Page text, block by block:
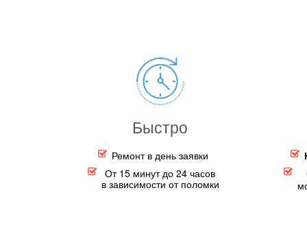
Быстро
Ремонт в день заявки
От 15 минут до 24 часов
в зависимости от поломки